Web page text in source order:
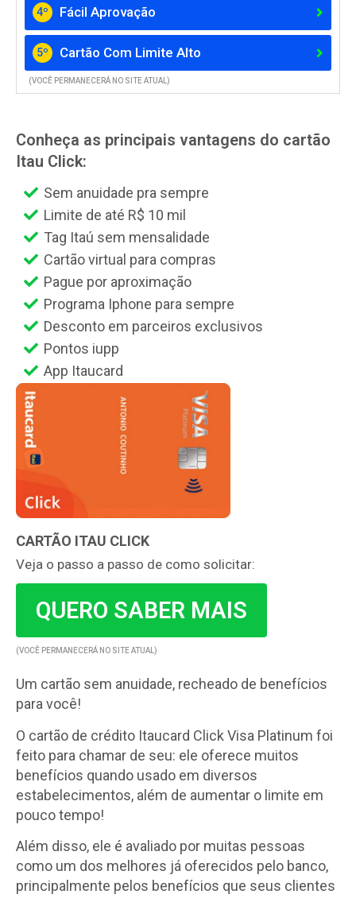
4º Fácil Aprovação
5º Cartão Com Limite Alto
(VOCÊ PERMANECERÁ NO SITE ATUAL)
Conheça as principais vantagens do cartão
Itau Click:
Sem anuidade pra sempre
Limite de até R$ 10 mil
Tag Itaú sem mensalidade
Cartão virtual para compras
Pague por aproximação
Programa Iphone para sempre
Desconto em parceiros exclusivos
Pontos iupp
App Itaucard
CARTÃO ITAU CLICK
Veja o passo a passo de como solicitar:
QUERO SABER MAIS
(VOCÊ PERMANECERÁ NO SITE ATUAL)
Um cartão sem anuidade, recheado de benefícios
para você!
O cartão de crédito Itaucard Click Visa Platinum foi
feito para chamar de seu: ele oferece muitos
benefícios quando usado em diversos
estabelecimentos, além de aumentar o limite em
pouco tempo!
Além disso, ele é avaliado por muitas pessoas
como um dos melhores já oferecidos pelo banco,
principalmente pelos benefícios que seus clientes